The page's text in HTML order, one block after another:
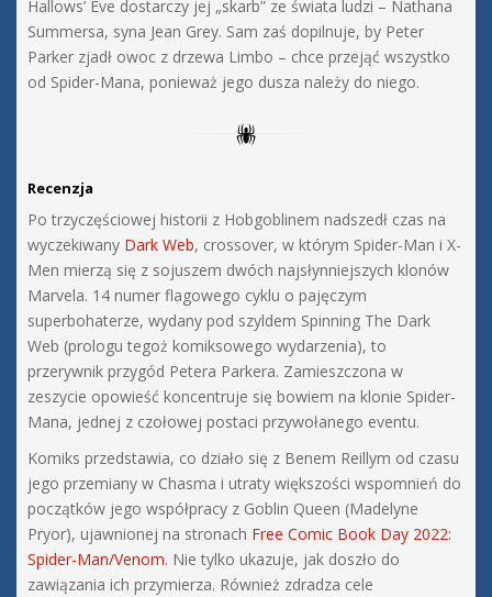
Hallows’ Eve dostarczy jej „skarb” ze świata ludzi – Nathana
Summersa, syna Jean Grey. Sam zaś dopilnuje, by Peter
Parker zjadł owoc z drzewa Limbo – chce przejąć wszystko
od Spider-Mana, ponieważ jego dusza należy do niego.
Recenzja
Po trzyczęściowej historii z Hobgoblinem nadszedł czas na
wyczekiwany Dark Web, crossover, w którym Spider-Man i X-
Men mierzą się z sojuszem dwóch najsłynniejszych klonów
Marvela. 14 numer flagowego cyklu o pajęczym
superbohaterze, wydany pod szyldem Spinning The Dark
Web (prologu tegoż komiksowego wydarzenia), to
przerywnik przygód Petera Parkera. Zamieszczona w
zeszycie opowieść koncentruje się bowiem na klonie Spider-
Mana, jednej z czołowej postaci przywołanego eventu.
Komiks przedstawia, co działo się z Benem Reillym od czasu
jego przemiany w Chasma i utraty większości wspomnień do
początków jego współpracy z Goblin Queen (Madelyne
Pryor), ujawnionej na stronach Free Comic Book Day 2022:
Spider-Man/Venom. Nie tylko ukazuje, jak doszło do
zawiązania ich przymierza. Również zdradza cele